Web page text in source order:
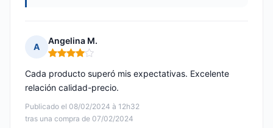
A
Angelina M.
Nota: 4 de 5
Publicado el 08/02/2024 à 12h32
tras una compra de 07/02/2024
Cada producto superó mis expectativas. Excelente
relación calidad-precio.